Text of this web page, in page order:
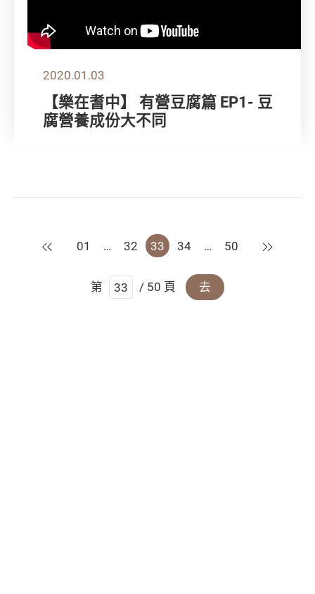
2020.01.03
【樂在耆中】 有營豆腐篇 EP1- 豆
腐營養成份大不同
上一頁
01 … 32 33 34 … 50 下一頁
第 / 50 頁 去